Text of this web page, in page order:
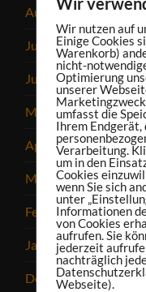
August 2022
Juli 2022
Juni 2022
Mai 2022
April 2022
März 2022
Februar 2022
Januar 2022
Dezember 2021
Wir nutzen auf
Einige Cookies
Warenkorb)
nicht-
Optimierung
unserer
umfasst die
Ihrem Endgerät,
Verarbeitung.
um in den
Cookies
wenn Sie sich
unter
Informationen
von Cookies
aufrufen. Sie
jederzeit
nachträglich
Webseite).